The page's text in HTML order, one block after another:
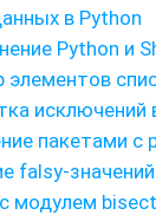
в Python
Python и
элементов
исключений
пакетами с
falsy-
модулем bisect